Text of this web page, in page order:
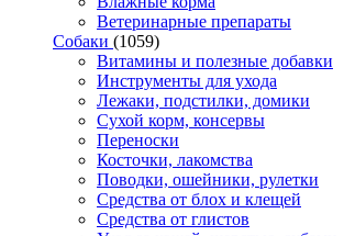
Ветеринарные препараты
Собаки (1059)
Витамины и полезные добавки
Инструменты для ухода
Лежаки, подстилки, домики
Сухой корм, консервы
Переноски
Косточки, лакомства
Поводки, ошейники, рулетки
Средства от блох и клещей
Средства от глистов